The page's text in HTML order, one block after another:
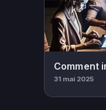
Comment
31 mai 2025